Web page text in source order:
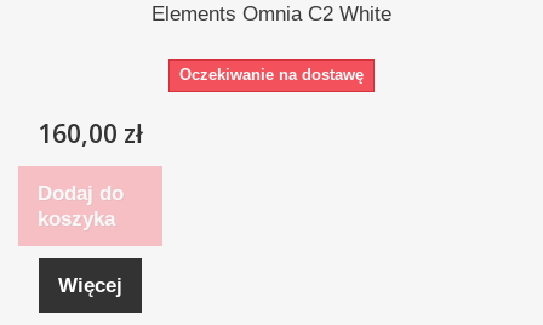
Elements Omnia C2 White
Oczekiwanie na dostawę
160,00 zł
Dodaj do
koszyka
Więcej